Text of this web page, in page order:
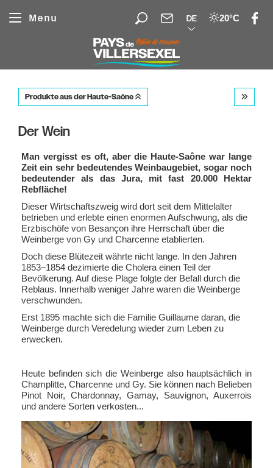
Menu DE 20°C
Produkte aus der Haute-Saône
Der Wein
Man vergisst es oft, aber die Haute-Saône war lange
Zeit ein sehr bedeutendes Weinbaugebiet, sogar noch
bedeutender als das Jura, mit fast 20.000 Hektar
Rebfläche!
Dieser Wirtschaftszweig wird dort seit dem Mittelalter
betrieben und erlebte einen enormen Aufschwung, als die
Erzbischöfe von Besançon ihre Herrschaft über die
Weinberge von Gy und Charcenne etablierten.
Doch diese Blütezeit währte nicht lange. In den Jahren
1853–1854 dezimierte die Cholera einen Teil der
Bevölkerung. Auf diese Plage folgte der Befall durch die
Reblaus. Innerhalb weniger Jahre waren die Weinberge
verschwunden.
Erst 1895 machte sich die Familie Guillaume daran, die
Weinberge durch Veredelung wieder zum Leben zu
erwecken.
Heute befinden sich die Weinberge also hauptsächlich in
Champlitte, Charcenne und Gy. Sie können nach Belieben
Pinot Noir, Chardonnay, Gamay, Sauvignon, Auxerrois
und andere Sorten verkosten...